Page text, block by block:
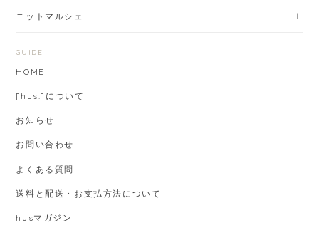
ニットマルシェ
GUIDE
HOME
[hus:]について
お知らせ
お問い合わせ
よくある質問
送料と配送・お支払方法について
husマガジン